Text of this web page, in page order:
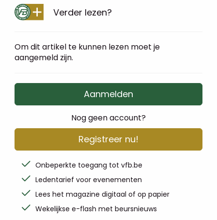
Verder lezen?
Om dit artikel te kunnen lezen moet je
aangemeld zijn.
Aanmelden
Nog geen account?
Registreer nu!
Onbeperkte toegang tot vfb.be
Ledentarief voor evenementen
Lees het magazine digitaal of op papier
Wekelijkse e-flash met beursnieuws